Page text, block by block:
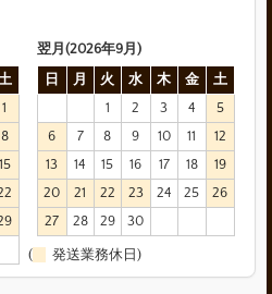
1
8
15
翌月(2026年9月)
日
月 火 水 木 金
土
1
2 3 4
5
6
7 8 9 10 11
12
13
14 15 16 17 18
19
20
21 22 23 24 25
26
27
28 29 30
( 発送業務休日)